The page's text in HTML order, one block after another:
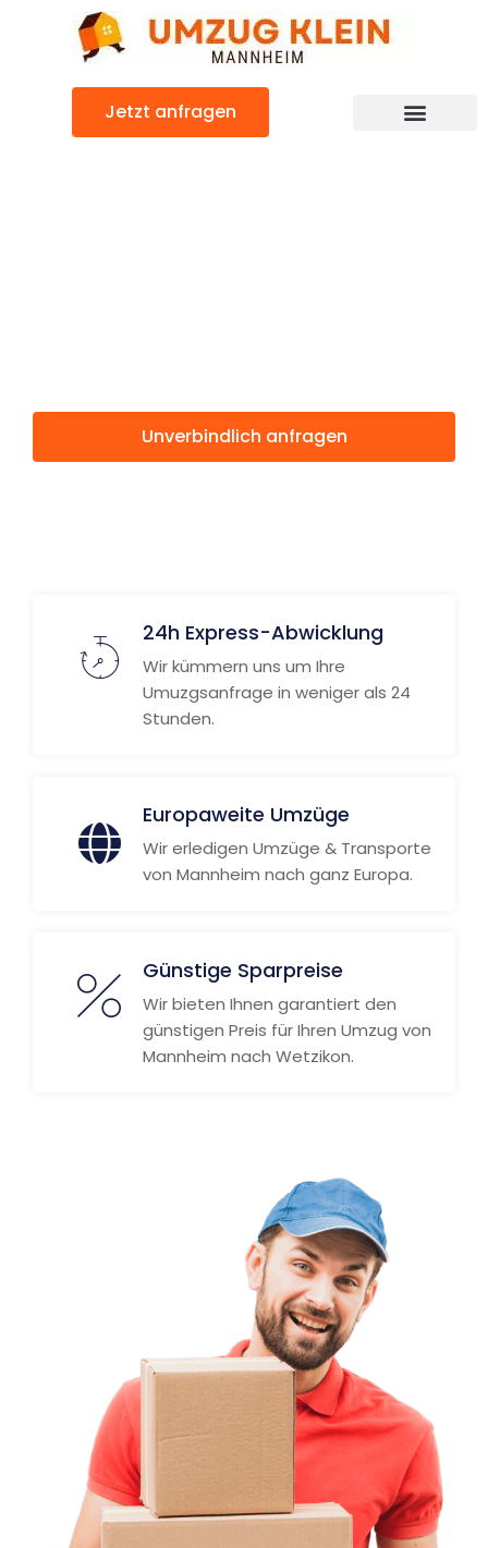
Jetzt anfragen
Unverbindlich anfragen
24h Express-Abwicklung
Wir kümmern uns um Ihre
Umuzgsanfrage in weniger als 24
Stunden.
Europaweite Umzüge
Wir erledigen Umzüge & Transporte
von Mannheim nach ganz Europa.
Günstige Sparpreise
Wir bieten Ihnen garantiert den
günstigen Preis für Ihren Umzug von
Mannheim nach Wetzikon.